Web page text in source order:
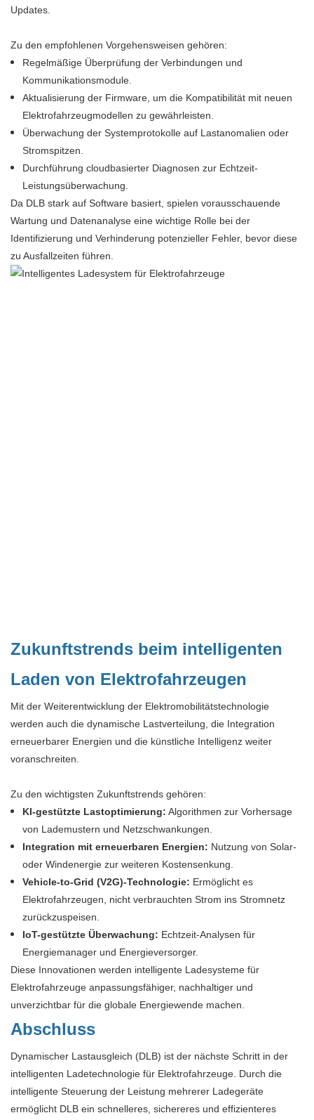
Updates.
Zu den empfohlenen Vorgehensweisen gehören:
Regelmäßige Überprüfung der Verbindungen und
Kommunikationsmodule.
Aktualisierung der Firmware, um die Kompatibilität mit neuen
Elektrofahrzeugmodellen zu gewährleisten.
Überwachung der Systemprotokolle auf Lastanomalien oder
Stromspitzen.
Durchführung cloudbasierter Diagnosen zur Echtzeit-
Leistungsüberwachung.
Da DLB stark auf Software basiert, spielen vorausschauende
Wartung und Datenanalyse eine wichtige Rolle bei der
Identifizierung und Verhinderung potenzieller Fehler, bevor diese
zu Ausfallzeiten führen.
Zukunftstrends beim intelligenten
Laden von Elektrofahrzeugen
Mit der Weiterentwicklung der Elektromobilitätstechnologie
werden auch die dynamische Lastverteilung, die Integration
erneuerbarer Energien und die künstliche Intelligenz weiter
voranschreiten.
Zu den wichtigsten Zukunftstrends gehören:
KI-gestützte Lastoptimierung: Algorithmen zur Vorhersage
von Lademustern und Netzschwankungen.
Integration mit erneuerbaren Energien: Nutzung von Solar-
oder Windenergie zur weiteren Kostensenkung.
Vehicle-to-Grid (V2G)-Technologie: Ermöglicht es
Elektrofahrzeugen, nicht verbrauchten Strom ins Stromnetz
zurückzuspeisen.
IoT-gestützte Überwachung: Echtzeit-Analysen für
Energiemanager und Energieversorger.
Diese Innovationen werden intelligente Ladesysteme für
Elektrofahrzeuge anpassungsfähiger, nachhaltiger und
unverzichtbar für die globale Energiewende machen.
Abschluss
Dynamischer Lastausgleich (DLB) ist der nächste Schritt in der
intelligenten Ladetechnologie für Elektrofahrzeuge. Durch die
intelligente Steuerung der Leistung mehrerer Ladegeräte
ermöglicht DLB ein schnelleres, sichereres und effizienteres